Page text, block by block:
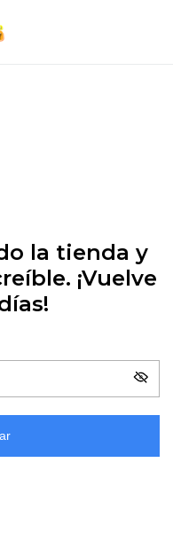
la tienda y
¡Vuelve